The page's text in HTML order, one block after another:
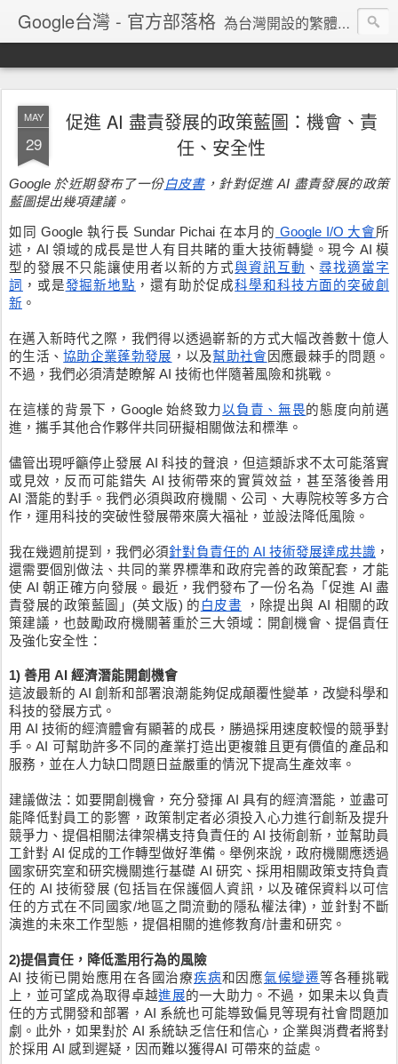
Google台灣 - 官方部落格 為台灣開設的繁體中文網誌，Google的最新消息、產品技術情報都在這裡
MAY
29
促進 AI 盡責發展的政策藍圖：機會、責
任、安全性
Google 於近期發布了一份白皮書，針對促進 AI 盡責發展的政策
藍圖提出幾項建議。
如同 Google 執行長 Sundar Pichai 在本月的 Google I/O 大會所
述，AI 領域的成長是世人有目共睹的重大技術轉變。現今 AI 模
型的發展不只能讓使用者以新的方式與資訊互動 、尋找適當字
詞
，或是發掘新地點 ，還有助於促成科學和科技方面的突破創
新 。
在邁入新時代之際，我們得以透過嶄新的方式大幅改善數十億人
的生活、協助企業蓬勃發展 ，以及幫助社會 因應最棘手的問題。
不過，我們必須清楚瞭解 AI 技術也伴隨著風險和挑戰。
在這樣的背景下，Google 始終致力以負責、無畏的態度向前邁
進，攜手其他合作夥伴共同研擬相關做法和標準。
儘管出現呼籲停止發展 AI 科技的聲浪，但這類訴求不太可能落實
或見效，反而可能錯失 AI 技術帶來的實質效益，甚至落後善用
AI 潛能的對手。我們必須與政府機關、公司、大專院校等多方合
作，運用科技的突破性發展帶來廣大福祉，並設法降低風險。
我在幾週前提到，我們必須針對負責任的 AI 技術發展達成共識 ，
還需要個別做法、共同的業界標準和政府完善的政策配套，才能
使 AI 朝正確方向發展。最近，我們發布了一份名為「促進 AI 盡
責發展的政策藍圖」(英文版) 的 白皮書 ，除提出與 AI 相關的政
策建議，也鼓勵政府機關著重於三大領域：開創機會、提倡責任
及強化安全性：
1) 善用 AI 經濟潛能開創機會
這波最新的 AI 創新和部署浪潮能夠促成顛覆性變革，改變科學和
科技的發展方式。
用 AI 技術的經濟體會有顯著的成長，勝過採用速度較慢的競爭對
手。AI 可幫助許多不同的產業打造出更複雜且更有價值的產品和
服務，並在人力缺口問題日益嚴重的情況下提高生產效率。
建議做法：如要開創機會，充分發揮 AI 具有的經濟潛能，並盡可
能降低對員工的影響，政策制定者必須投入心力進行創新及提升
競爭力、提倡相關法律架構支持負責任的 AI 技術創新，並幫助員
工針對 AI 促成的工作轉型做好準備。舉例來說，政府機關應透過
國家研究室和研究機關進行基礎 AI 研究、採用相關政策支持負責
任的 AI 技術發展 (包括旨在保護個人資訊，以及確保資料以可信
任的方式在不同國家/地區之間流動的隱私權法律)，並針對不斷
演進的未來工作型態，提倡相關的進修教育/計畫和研究。
2)提倡責任，降低濫用行為的風險
AI 技術已開始應用在各國治療疾病和因應氣候變遷等各種挑戰
上，並可望成為取得卓越進展的一大助力。不過，如果未以負責
任的方式開發和部署，AI 系統也可能導致偏見等現有社會問題加
劇。此外，如果對於 AI 系統缺乏信任和信心，企業與消費者將對
於採用 AI 感到遲疑，因而難以獲得AI 可帶來的益處。